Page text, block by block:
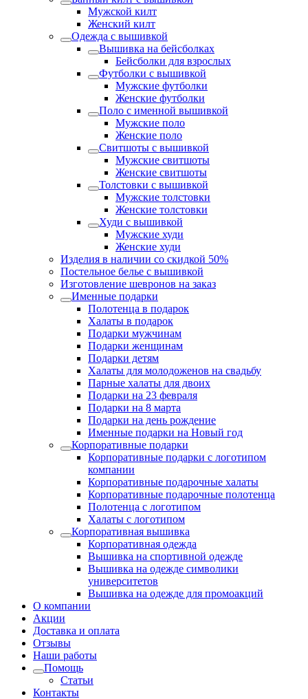
Мужской килт
Женский килт
Одежда с вышивкой
Вышивка на бейсболках
Бейсболки для взрослых
Футболки с вышивкой
Мужские футболки
Женские футболки
Поло с именной вышивкой
Мужские поло
Женские поло
Свитшоты с вышивкой
Мужские свитшоты
Женские свитшоты
Толстовки с вышивкой
Мужские толстовки
Женские толстовки
Худи с вышивкой
Мужские худи
Женские худи
Изделия в наличии со скидкой 50%
Постельное белье с вышивкой
Изготовление шевронов на заказ
Именные подарки
Полотенца в подарок
Халаты в подарок
Подарки мужчинам
Подарки женщинам
Подарки детям
Халаты для молодоженов на свадьбу
Парные халаты для двоих
Подарки на 23 февраля
Подарки на 8 марта
Подарки на день рождение
Именные подарки на Новый год
Корпоративные подарки
Корпоративные подарки с логотипом
компании
Корпоративные подарочные халаты
Корпоративные подарочные полотенца
Полотенца с логотипом
Халаты с логотипом
Корпоративная вышивка
Корпоративная одежда
Вышивка на спортивной одежде
Вышивка на одежде символики
университетов
Вышивка на одежде для промоакций
О компании
Акции
Доставка и оплата
Отзывы
Наши работы
Помощь
Статьи
Контакты